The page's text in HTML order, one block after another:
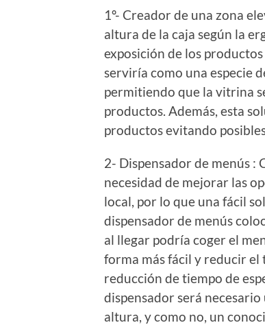
1º- Creador de una zona
altura de la caja según la
exposición de los
serviría como una especie
permitiendo que la vitrina
productos. Además, esta
productos evitando
2- Dispensador de menús :
necesidad de mejorar las
local, por lo que una fácil
dispensador de menús
al llegar podría coger el
forma más fácil y reducir el
reducción de tiempo de
dispensador será
altura, y como no, un